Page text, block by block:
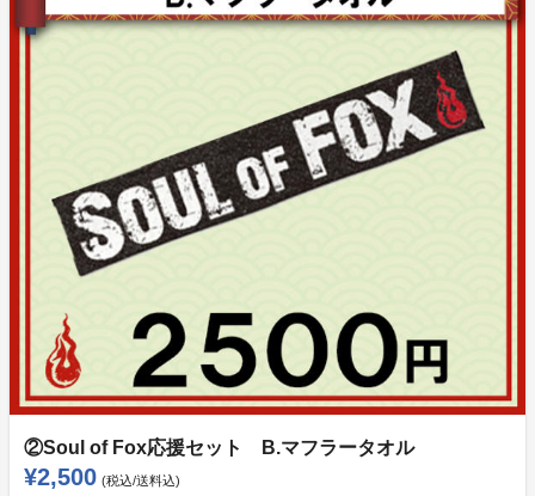
※データも付きます
【お名前について】
本名・ハンドルネームが可能です。公序良俗に反するも
最大8文字程度でお願いします。
★蒼喬さんプロフィール★
書道歴22年目、師範。文部科学大臣賞、読売新聞社
賞、等受賞。 NYカーネギーホール、UNESCOパリ本
部等で展示の歴あり。
「Fate/Samurai Remnant , Grand Order」「進撃の巨
人」「錆喰いビスコ」「銀河英雄伝説」「神巫詞」「え
ぺまつり」などのアニメやゲームのコンテンツから、国
宝松本城のイベント題字、松屋フーズ商品広告ロゴ等、
広い分野で筆文字の提供をしています。
②Soul of Fox応援セット B.マフラータオル
¥2,500 (税込/送料込)